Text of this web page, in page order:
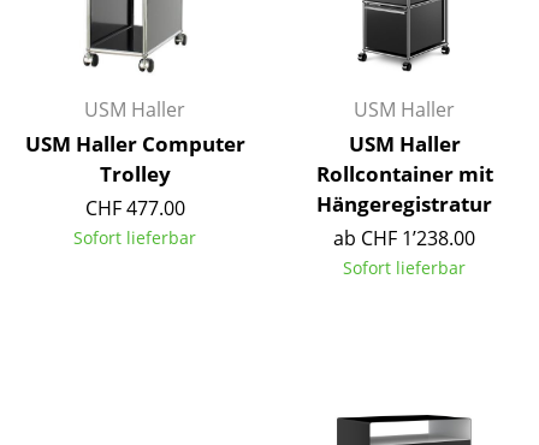
... alle Aufbewahrungsmöbel
Hängeleuchten & Deckenleuchten
Tischleuchten
Schreibtischleuchten
USM Haller
USM Haller Computer
Trolley
CHF 477.00
Sofort lieferbar
USM Haller
USM Haller
Rollcontainer mit
Hängeregistratur
ab CHF 1’238.00
Sofort lieferbar